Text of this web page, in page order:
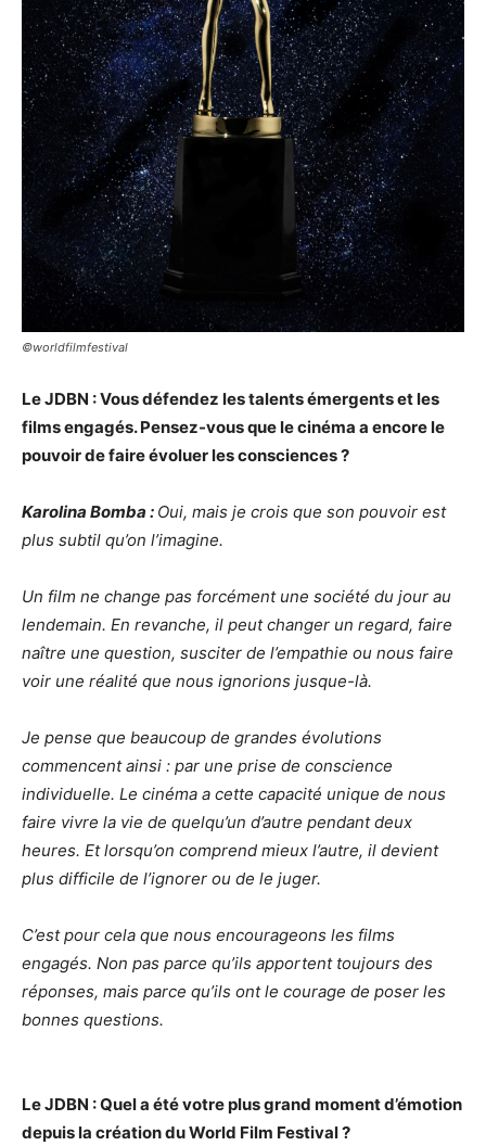
©worldfilmfestival
Le JDBN : Vous défendez les talents émergents et les
films engagés. Pensez-vous que le cinéma a encore le
pouvoir de faire évoluer les consciences ?
Karolina Bomba : Oui, mais je crois que son pouvoir est
plus subtil qu’on l’imagine.
Un film ne change pas forcément une société du jour au
lendemain. En revanche, il peut changer un regard, faire
naître une question, susciter de l’empathie ou nous faire
voir une réalité que nous ignorions jusque-là.
Je pense que beaucoup de grandes évolutions
commencent ainsi : par une prise de conscience
individuelle. Le cinéma a cette capacité unique de nous
faire vivre la vie de quelqu’un d’autre pendant deux
heures. Et lorsqu’on comprend mieux l’autre, il devient
plus difficile de l’ignorer ou de le juger.
C’est pour cela que nous encourageons les films
engagés. Non pas parce qu’ils apportent toujours des
réponses, mais parce qu’ils ont le courage de poser les
bonnes questions.
Le JDBN : Quel a été votre plus grand moment d’émotion
depuis la création du World Film Festival ?